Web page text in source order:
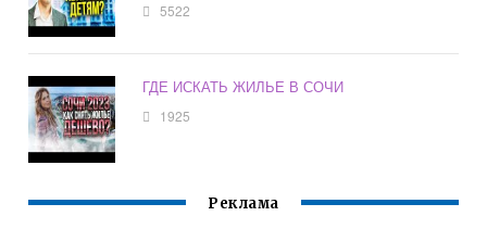
5522
ГДЕ ИСКАТЬ ЖИЛЬЕ В СОЧИ
1925
Реклама